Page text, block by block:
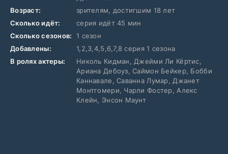
Возраст:
зрителям, достигшим 18 лет
Сколько идёт:
серия идёт 45 мин
Сколько сезонов:
1 сезон
Добавлены:
1,2,3,4,5,6,7,8 серия 1 сезона
В ролях актеры:
Николь Кидман, Джейми Ли Кёртис,
Ариана Дебоуз, Саймон Бейкер, Бобби
Каннавале, Саванна Лумар, Джанет
Монтгомери, Чарли Фостер, Алекс
Клейн, Энсон Маунт